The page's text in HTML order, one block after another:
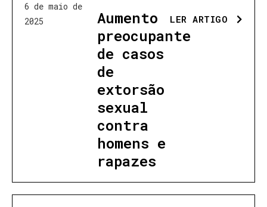
6 de maio de
2025
Aumento
preocupante
de casos
de
extorsão
sexual
contra
homens e
rapazes
LER ARTIGO